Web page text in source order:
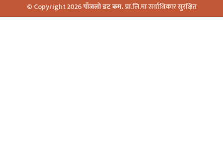
© Copyright 2026पाँजलो डट कम.प्रा.लि.मा सर्वाधिकार सुरक्षित